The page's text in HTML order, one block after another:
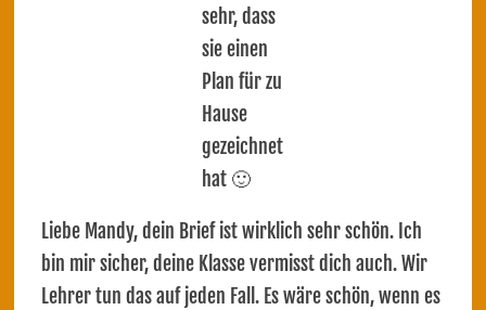
sehr, dass
sie einen
Plan für zu
Hause
gezeichnet
hat 🙂
Liebe Mandy, dein Brief ist wirklich sehr schön. Ich
bin mir sicher, deine Klasse vermisst dich auch. Wir
Lehrer tun das auf jeden Fall. Es wäre schön, wenn es